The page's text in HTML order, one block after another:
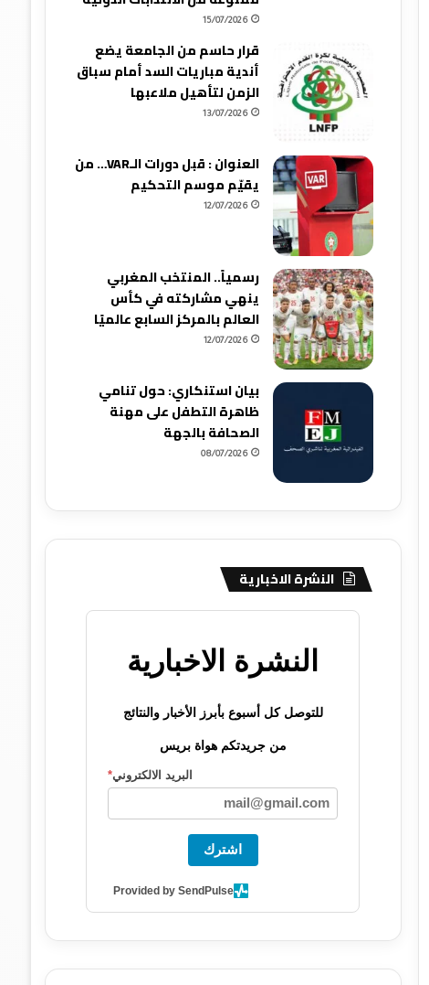
15/07/2026
قرار حاسم من الجامعة يضع
أندية مباريات السد أمام سباق
الزمن لتأهيل ملاعبها
13/07/2026
العنوان : قبل دورات الـVAR… من
يقيّم موسم التحكيم
12/07/2026
رسمياً.. المنتخب المغربي
ينهي مشاركته في كأس
العالم بالمركز السابع عالميًا
12/07/2026
بيان استنكاري: حول تنامي
ظاهرة التطفل على مهنة
الصحافة بالجهة
08/07/2026
النشرة الاخبارية
النشرة الاخبارية
للتوصل كل أسبوع بأبرز الأخبار والنتائج
من جريدتكم هواة بريس
البريد الالكتروني*
اشترك
Provided by SendPulse